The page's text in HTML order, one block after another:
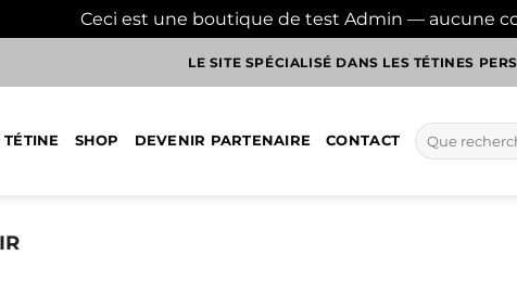
Ceci est une boutique de test Admin — aucune
LE SITE SPÉCIALISÉ DANS LES TÉTINES
TÉTINE SHOP DEVENIR PARTENAIRE CONTACT
Recherche
pour :